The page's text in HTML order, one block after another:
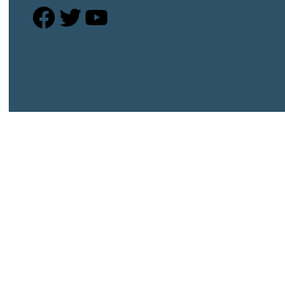
Facebook
Twitter
YouTube